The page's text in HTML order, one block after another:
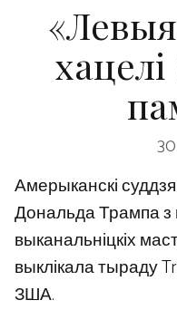
Амерыканскі
Дональда Трампа
выканальніцкіх
выклікала тыраду
ЗША.